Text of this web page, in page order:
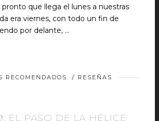
que llega el lunes a nuestras
era viernes, con todo un fin de
por delante, …
RECOMENDADOS / RESEÑAS
EL PASO DE LA HÉLICE